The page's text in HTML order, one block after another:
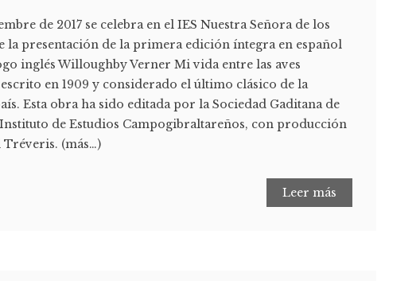
de 2017 se celebra en el IES Nuestra Señora de los
la presentación de la primera edición íntegra en español
inglés Willoughby Verner Mi vida entre las aves
escrito en 1909 y considerado el último clásico de la
Esta obra ha sido editada por la Sociedad Gaditana de
de Estudios Campogibraltareños, con producción
(más…)
Leer más